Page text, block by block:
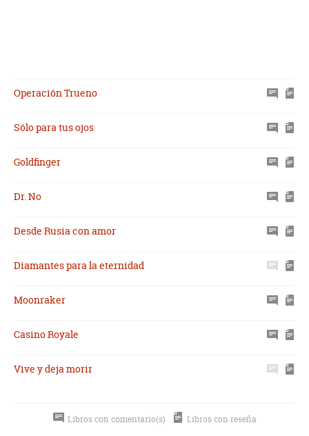
Operación Trueno
Sólo para tus ojos
Goldfinger
Dr. No
Desde Rusia con amor
Diamantes para la eternidad
Moonraker
Casino Royale
Vive y deja morir
Libros con comentario(s) Libros con reseña